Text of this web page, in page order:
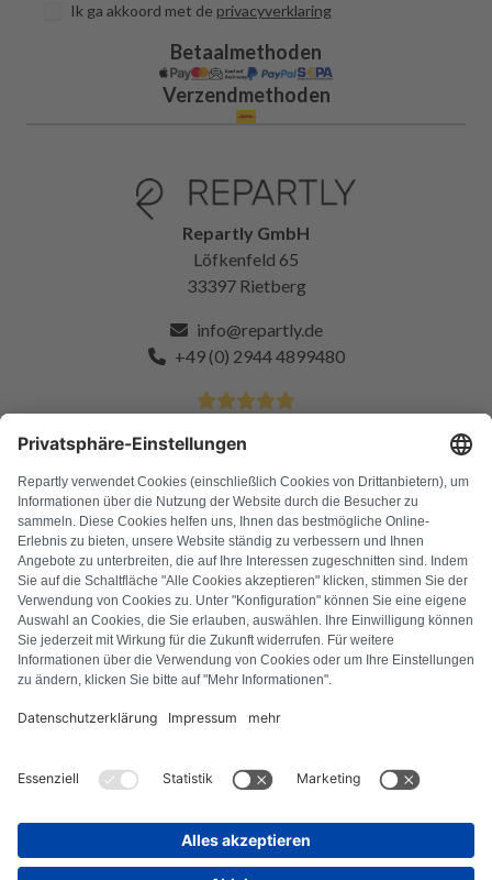
Ik ga akkoord met de privacyverklaring
Betaalmethoden
Verzendmethoden
Repartly GmbH
Löfkenfeld 65
33397 Rietberg
info@repartly.de
+49 (0) 2944 4899480
FAQ
Alle foutcodes
Over ons
Druk op
Colofon
Algemene voorwaarden
Cookiebeleid
Contract herroepen